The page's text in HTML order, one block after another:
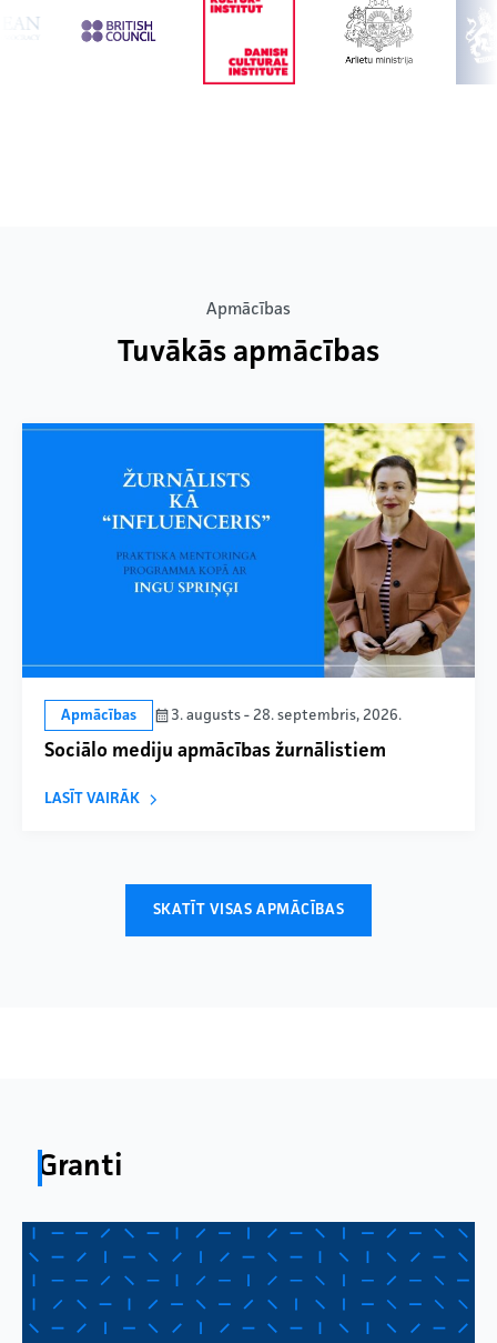
Apmācības
Tuvākās apmācības
Apmācības 3. augusts - 28. septembris, 2026.
Sociālo mediju apmācības žurnālistiem
LASĪT VAIRĀK
SKATĪT VISAS APMĀCĪBAS
Granti